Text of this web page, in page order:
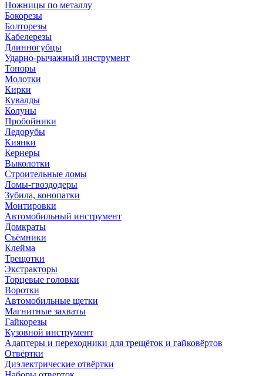
Ножницы по металлу
Бокорезы
Болторезы
Кабелерезы
Длинногубцы
Ударно-рычажный инструмент
Топоры
Молотки
Кирки
Кувалды
Колуны
Пробойники
Ледорубы
Киянки
Кернеры
Выколотки
Строительные ломы
Ломы-гвоздодеры
Зубила, конопатки
Монтировки
Автомобильный инструмент
Домкраты
Съёмники
Клейма
Трещотки
Экстракторы
Торцевые головки
Воротки
Автомобильные щетки
Магнитные захваты
Гайкорезы
Кузовной инструмент
Адаптеры и переходники для трещёток и гайковёртов
Отвёртки
Диэлектрические отвёртки